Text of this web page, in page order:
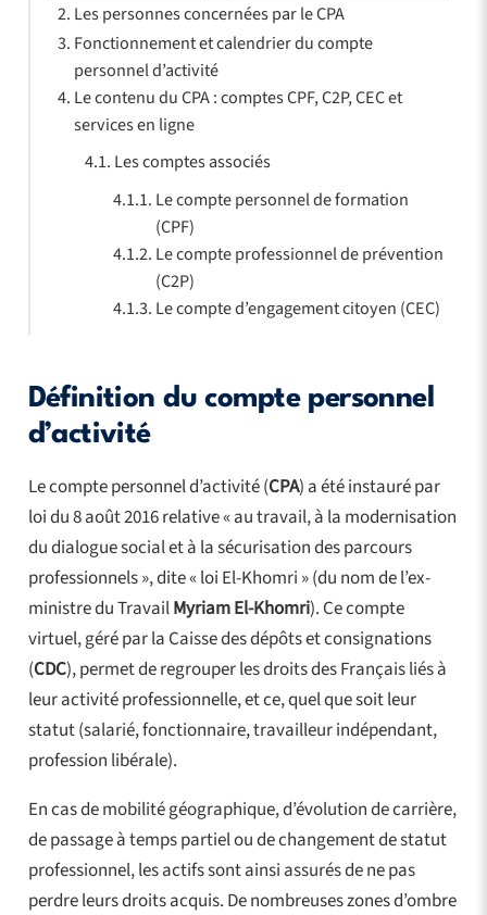
Définition du compte personnel
d’activité
Le compte personnel d’activité (CPA) a été instauré par
loi du 8 août 2016 relative « au travail, à la modernisation
du dialogue social et à la sécurisation des parcours
professionnels », dite « loi El-Khomri » (du nom de l’ex-
ministre du TravailMyriam El-Khomri). Ce compte
virtuel, géré par la Caisse des dépôts et consignations
(CDC), permet de regrouper les droits des Français liés à
leur activité professionnelle, et ce, quel que soit leur
statut (salarié, fonctionnaire, travailleur indépendant,
profession libérale).
En cas de mobilité géographique, d’évolution de carrière,
de passage à temps partiel ou de changement de statut
professionnel, les actifs sont ainsi assurés de ne pas
perdre leurs droits acquis. De nombreuses zones d’ombre
Les personnes concernées par le CPA
Fonctionnement et calendrier du compte
personnel d’activité
Le contenu du CPA : comptes CPF, C2P, CEC et
services en ligne
Les comptes associés
Le compte personnel de formation
(CPF)
Le compte professionnel de prévention
(C2P)
Le compte d’engagement citoyen (CEC)